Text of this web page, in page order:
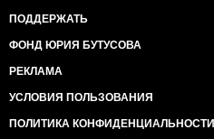
ПОДДЕРЖАТЬ
ФОНД ЮРИЯ БУТУСОВА
РЕКЛАМА
УСЛОВИЯ ПОЛЬЗОВАНИЯ
ПОЛИТИКА КОНФИДЕНЦИАЛЬНОСТИ